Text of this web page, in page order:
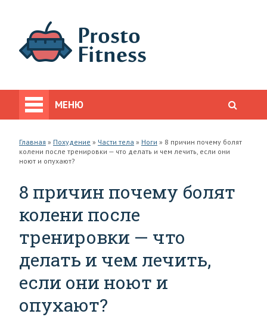
МЕНЮ
Главная » Похудение » Части тела » Ноги » 8 причин почему болят
колени после тренировки — что делать и чем лечить, если они
ноют и опухают?
8 причин почему болят
колени после
тренировки — что
делать и чем лечить,
если они ноют и
опухают?